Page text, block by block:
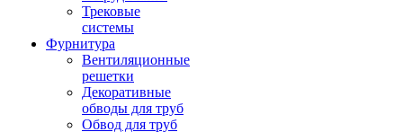
Трековые
системы
Фурнитура
Вентиляционные
решетки
Декоративные
обводы для труб
Обвод для труб